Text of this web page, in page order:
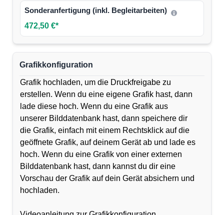
Sonderanfertigung (inkl. Begleitarbeiten)
472,50 €*
Grafikkonfiguration
Grafik hochladen, um die Druckfreigabe zu
erstellen. Wenn du eine eigene Grafik hast, dann
lade diese hoch. Wenn du eine Grafik aus
unserer Bilddatenbank hast, dann speichere dir
die Grafik, einfach mit einem Rechtsklick auf die
geöffnete Grafik, auf deinem Gerät ab und lade es
hoch. Wenn du eine Grafik von einer externen
Bilddatenbank hast, dann kannst du dir eine
Vorschau der Grafik auf dein Gerät absichern und
hochladen.